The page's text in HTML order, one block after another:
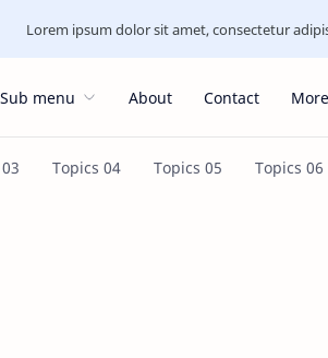
Lorem ipsum dolor sit amet, consectetur
Sub menu About Contact